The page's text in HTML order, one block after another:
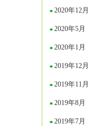
2020年12月
2020年5月
2020年1月
2019年12月
2019年11月
2019年8月
2019年7月